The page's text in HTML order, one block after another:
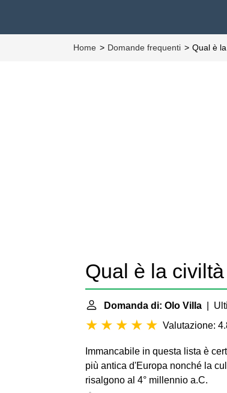
Home Domande frequenti Qual è
Qual è la
Domanda di: Olo Villa |
Valutazione:
Immancabile in questa lista è
più antica d'Europa nonché la
risalgono al 4° millennio a.C.